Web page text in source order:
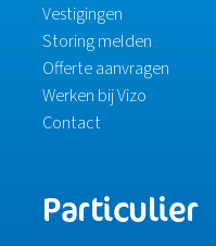
Vestigingen
Storing melden
Offerte aanvragen
Werken bij Vizo
Contact
Particulier